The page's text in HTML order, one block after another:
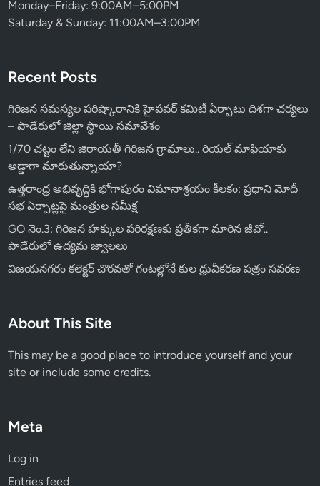
Monday–Friday: 9:00AM–5:00PM
Saturday & Sunday: 11:00AM–3:00PM
Recent Posts
గిరిజన సమస్యల పరిష్కారానికి హైపవర్ కమిటీ ఏర్పాటు దిశగా చర్యలు
– పాడేరులో జిల్లా స్థాయి సమావేశం
1/70 చట్టం లేని జిరాయతీ గిరిజన గ్రామాలు.. రియల్ మాఫియాకు
అడ్డాగా మారుతున్నాయా?
ఉత్తరాంధ్ర అభివృద్ధికి భోగాపురం విమానాశ్రయం కీలకం: ప్రధాని మోదీ
సభ ఏర్పాట్లపై మంత్రుల సమీక్ష
GO నెం.3: గిరిజన హక్కుల పరిరక్షణకు ప్రతీకగా మారిన జీవో..
పాడేరులో ఉద్యమ జ్వాలలు
విజయనగరం కలెక్టర్ చొరవతో గంటల్లోనే కుల ధ్రువీకరణ పత్రం సవరణ
About This Site
This may be a good place to introduce yourself and your
site or include some credits.
Meta
Log in
Entries feed